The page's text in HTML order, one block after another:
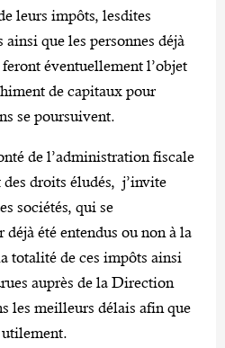
leurs impôts, lesdites
que les personnes déjà
éventuellement l’objet
de capitaux pour
se poursuivent.
de l’administration fiscale
droits éludés, j’invite
sociétés, qui se
été entendus ou non à la
totalité de ces impôts ainsi
auprès de la Direction
les meilleurs délais afin que
utilement.